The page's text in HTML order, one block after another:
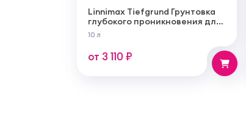
Linnimax Tiefgrund Грунтовка
глубокого проникновения для
внутренних и наружных работ
10 л
от 3 110 ₽